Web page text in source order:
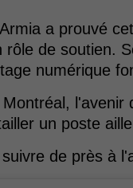
a prouvé
rôle de soutien.
numérique
l'avenir
un poste
de près à